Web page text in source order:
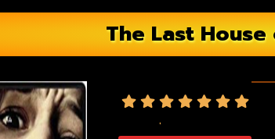
The Last